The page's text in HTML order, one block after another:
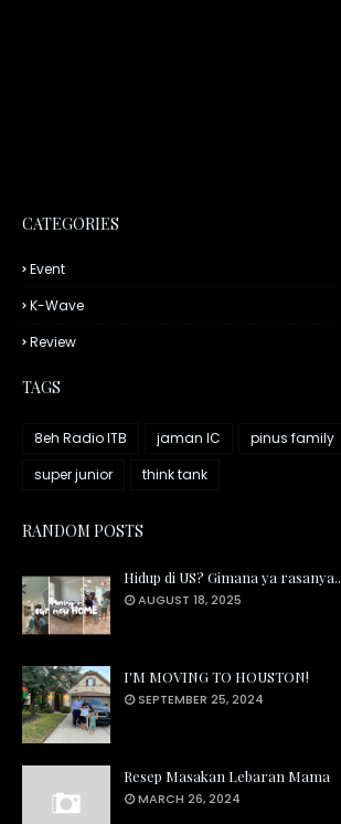
CATEGORIES
Event
K-Wave
Review
TAGS
8eh Radio ITB jaman IC pinus family
super junior
think tank
RANDOM POSTS
Hidup di US? Gimana ya rasanya..
AUGUST 18, 2025
I'M MOVING TO HOUSTON!
SEPTEMBER 25, 2024
Resep Masakan Lebaran Mama
MARCH 26, 2024